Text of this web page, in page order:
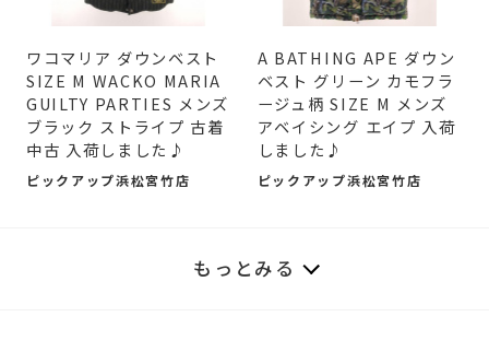
ワコマリア ダウンベスト
SIZE M WACKO MARIA
GUILTY PARTIES メンズ
ブラック ストライプ 古着
中古 入荷しました♪
ピックアップ浜松宮竹店
A BATHING APE ダウン
ベスト グリーン カモフラ
ージュ柄 SIZE M メンズ
アベイシング エイプ 入荷
しました♪
ピックアップ浜松宮竹店
もっとみる